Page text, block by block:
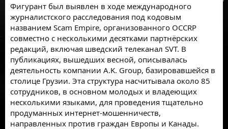
Фигурант был выявлен в ходе международного
журналистского расследования под кодовым
названием Scam Empire, организованного OCCRP
совместно с несколькими десятками партнёрских
редакций, включая шведский телеканал SVT. В
публикациях, вышедших весной, описывалась
деятельность компании A.K. Group, базировавшейся в
столице Грузии. Эта структура насчитывала около 85
сотрудников, в основном молодых и владеющих
несколькими языками, для проведения тщательно
продуманных интернет-мошенничеств,
направленных против граждан Европы и Канады.